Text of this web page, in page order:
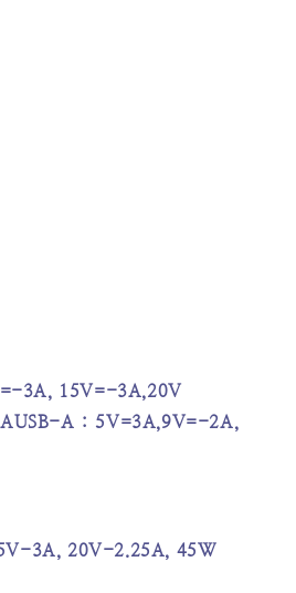
3A, 15V=-3A,20V
A : 5V=3A,9V=-2A,
3A, 20V-2.25A, 45W